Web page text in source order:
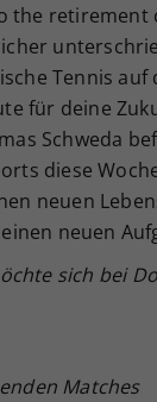
the
Tennis auf
für deine
Schweda
diese
neuen
neuen
sich bei
Matches